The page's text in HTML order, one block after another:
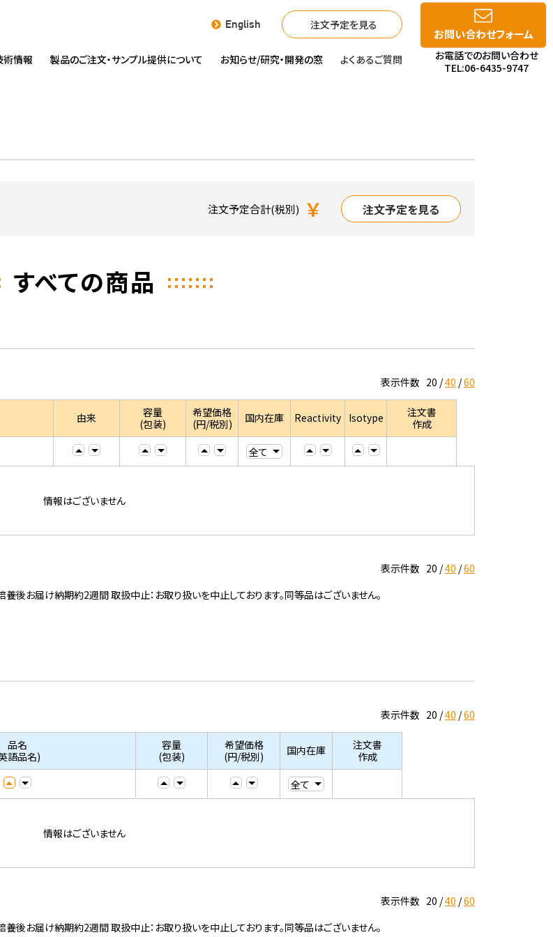
English 注文予定を見る
術情報 製品のご注文・サンプル提供について お知らせ/研究・開発の窓 よくあるご質問
お問い合わせフォーム
お電話でのお問い合わせ
TEL:06-6435-9747
注文予定合計(税別) ￥ 注文予定を見る
すべての商品
表示件数 20 40 60
由来
容量
(包装)
希望価格
(円/税別)
国内在庫 Reactivity Isotype
注文書
作成
情報はございません
表示件数 20 40 60
お届け納期約2週間 取扱中止：お取り扱いを中止しております。同等品はございません。
表示件数 20 40 60
品名
語品名)
容量
(包装)
希望価格
(円/税別)
国内在庫
注文書
作成
情報はございません
表示件数 20 40 60
お届け納期約2週間 取扱中止：お取り扱いを中止しております。同等品はございません。